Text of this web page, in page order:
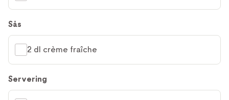
Sås
2 dl crème fraîche
Servering